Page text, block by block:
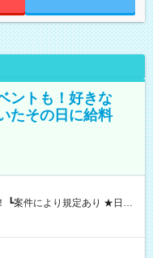
ントも！好きな
たその日に給料
日に現金GET♪ お仕事後はコ
【試用期間】試